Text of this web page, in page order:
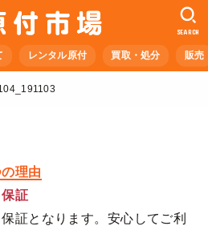
レンタル原付 買取・処分 販売
SEARCH
理由
証
証となります。安心してご利